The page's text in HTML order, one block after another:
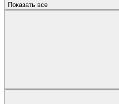
Показать все